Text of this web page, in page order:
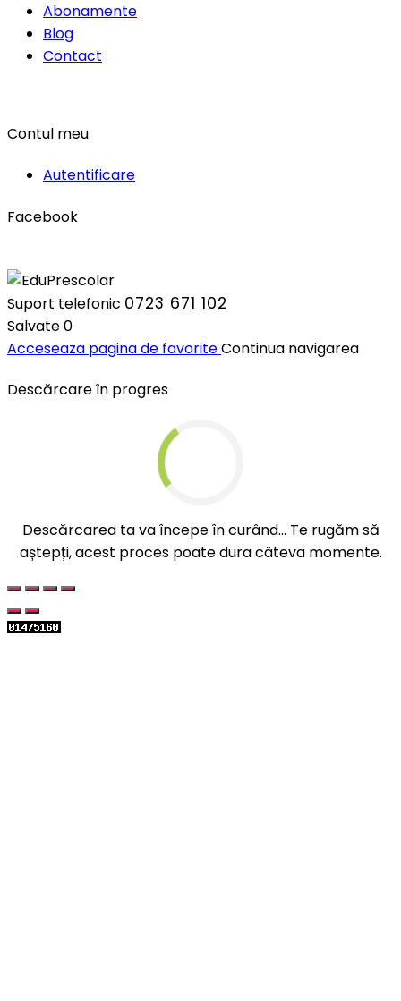
Abonamente
Blog
Contact
Contul meu
Autentificare
Facebook
Suport telefonic 0723 671 102
Salvate0
Acceseaza pagina de favoriteContinua navigarea
Descărcare în progres
Descărcarea ta va începe în curând... Te rugăm să
aștepți, acest proces poate dura câteva momente.